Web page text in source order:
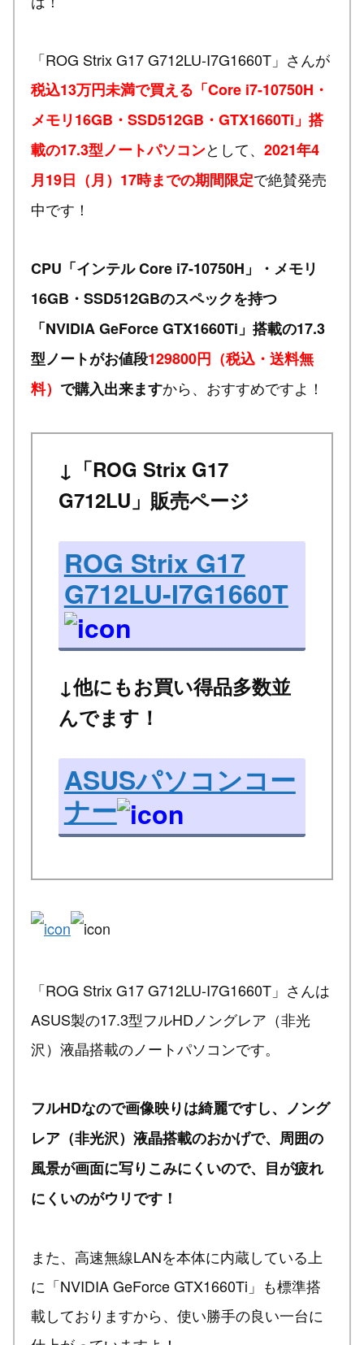
「ROG Strix G17 G712LU-I7G1660T」さんが
税込13万円未満で買える「Core i7-10750H・
メモリ16GB・SSD512GB・GTX1660Ti」搭
載の17.3型ノートパソコンとして、 2021年4
月19日（月）17時までの期間限定で絶賛発売
中です！
CPU「インテル Core i7-10750H」・メモリ
16GB・SSD512GBのスペックを持つ
「NVIDIA GeForce GTX1660Ti」搭載の17.3
型ノートがお値段129800円（税込・送料無
料） で購入出来ますから、おすすめですよ！
↓「ROG Strix G17
G712LU」販売ページ
ROG Strix G17
G712LU-I7G1660T
↓他にもお買い得品多数並
んでます！
ASUSパソコンコー
ナー
「ROG Strix G17 G712LU-I7G1660T」さんは
ASUS製の17.3型フルHDノングレア（非光
沢）液晶搭載のノートパソコンです。
フルHDなので画像映りは綺麗ですし、ノング
レア（非光沢）液晶搭載のおかげで、周囲の
風景が画面に写りこみにくいので、目が疲れ
にくいのがウリです！
また、高速無線LANを本体に内蔵している上
に「NVIDIA GeForce GTX1660Ti」も標準搭
載しておりますから、使い勝手の良い一台に